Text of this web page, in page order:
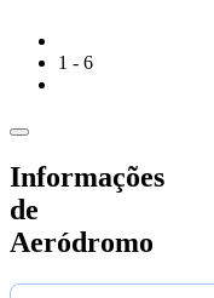
1 - 6
Informações
de
Aeródromo